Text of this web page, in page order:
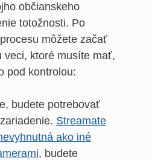
občianskeho
totožnosti. Po
môžete začať
veci, ktoré musíte mať,
pod kontrolou:
budete potrebovať
Streamate
ako iné
, budete